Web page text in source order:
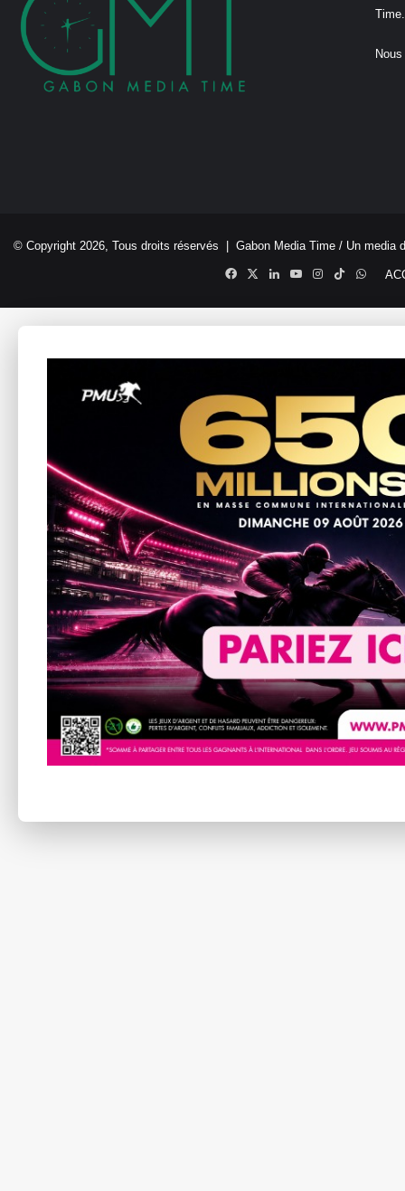
Time.
© Copyright 2026, Tous droits réservés | Gabon Media Time / Un media
Facebook
X LinkedinYouTubeInstagram
TikTok